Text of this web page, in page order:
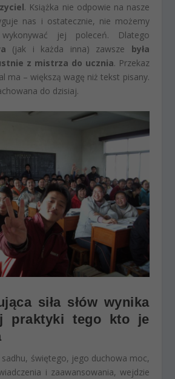
. Książka nie odpowie na nasze
nas i ostatecznie, nie możemy
wykonywać jej poleceń. Dlatego
(jak i każda inna) zawsze była
z mistrza do ucznia. Przekaz
ma – większą wagę niż tekst pisany.
do dzisiaj.
siła słów wynika
praktyki tego kto je
sadhu, świętego, jego duchowa moc,
i zaawansowania, wejdzie